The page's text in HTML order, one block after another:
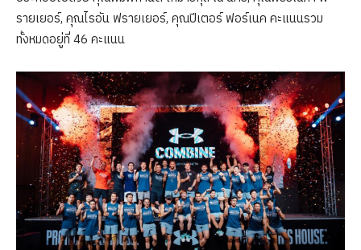
รายเยอร์, คุณไรอัน ฟรายเยอร์, คุณปีเตอร์ ฟอร์เนค คะแนนรวม
ทั้งหมดอยู่ที่ 46 คะแนน